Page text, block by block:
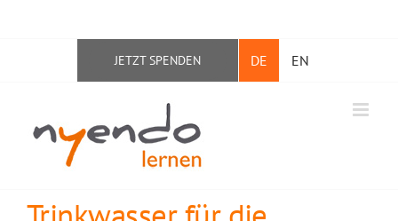
JETZT SPENDEN DE EN